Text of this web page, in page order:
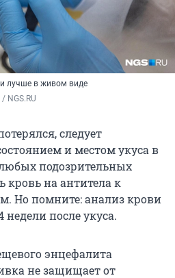
лучше в живом виде
NGS.RU
следует
и местом укуса в
подозрительных
кровь на антитела к
Но помните: анализ крови
после укуса.
энцефалита
не защищает от